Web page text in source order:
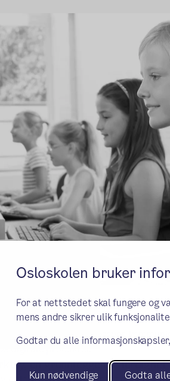
Osloskolen bruker
For at nettstedet skal fungere og
mens andre sikrer ulik
Godtar du alle
Kun nødvendige Godta
som et sett av kunnskaper,
å kunne bruke digitale verktøy,
å løse praktiske oppgaver,
digitale produkter.
en grunnleggende ferdighet